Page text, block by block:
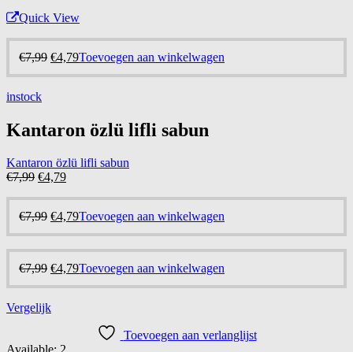
Quick View
€7,99 Oorspronkelijke
€4,79Huidige
Toevoegen aan winkelwagen
instock
Kantaron özlü lifli sabun
Kantaron özlü lifli sabun
€7,99 Oorspronkelijke
was:
€7,99.
€4,79Huidige
is:
€4,79.
€7,99 Oorspronkelijke
prijs
€4,79Huidige
prijs
Toevoegen aan winkelwagen
€7,99 Oorspronkelijke
prijs
€7,99.
€4,79Huidige
prijs
Toevoegen aan winkelwagen
Vergelijk
Toevoegen aan verlanglijst